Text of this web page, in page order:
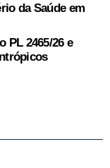
da Saúde em
PL 2465/26 e